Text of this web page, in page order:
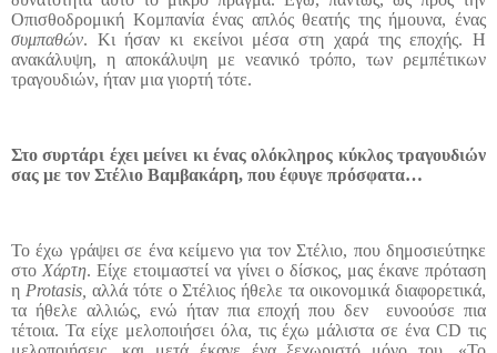
Οπισθοδρομική Κομπανία ένας απλός θεατής της ήμουνα, ένας
συμπαθών. Κι ήσαν κι εκείνοι μέσα στη χαρά της εποχής. Η
ανακάλυψη, η αποκάλυψη με νεανικό τρόπο, των ρεμπέτικων
τραγουδιών, ήταν μια γιορτή τότε.
Στο συρτάρι έχει μείνει κι ένας ολόκληρος κύκλος τραγουδιών
σας με τον Στέλιο Βαμβακάρη, που έφυγε πρόσφατα…
Το έχω γράψει σε ένα κείμενο για τον Στέλιο, που δημοσιεύτηκε
στο Χάρτη. Είχε ετοιμαστεί να γίνει ο δίσκος, μας έκανε πρόταση
η Protasis, αλλά τότε ο Στέλιος ήθελε τα οικονομικά διαφορετικά,
τα ήθελε αλλιώς, ενώ ήταν πια εποχή που δεν
ευνοούσε πια
τέτοια. Τα είχε μελοποιήσει όλα, τις έχω μάλιστα σε έναCD τις